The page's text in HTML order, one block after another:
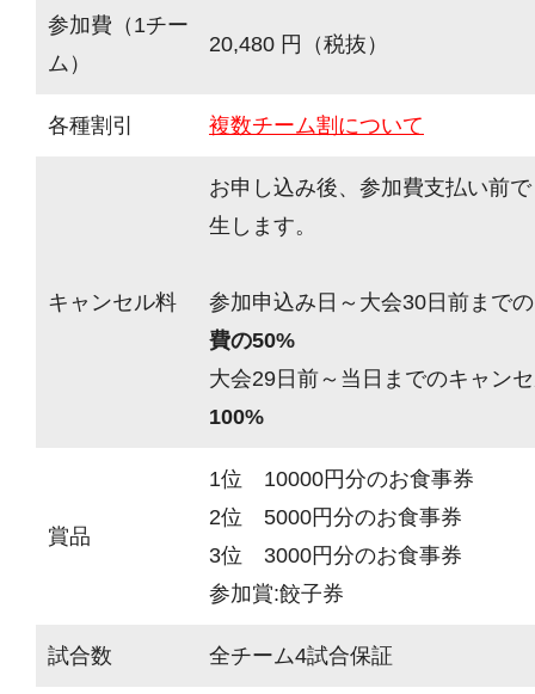
参加費（1チー
ム）
20,480 円（税抜）
各種割引 複数チーム割について
キャンセル料
お申し込み後、参加費支払い前
生します。
参加申込み日～大会30日前まで
費の50%
大会29日前～当日までのキャン
100%
賞品
1位 10000円分のお食事券
2位 5000円分のお食事券
3位 3000円分のお食事券
参加賞:餃子券
試合数 全チーム4試合保証